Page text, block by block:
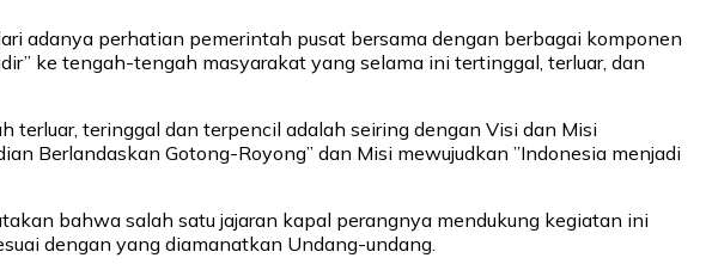
adanya perhatian pemerintah pusat bersama dengan berbagai komponen
ke tengah-tengah masyarakat yang selama ini tertinggal, terluar, dan
teringgal dan terpencil adalah seiring dengan Visi dan Misi
Berlandaskan Gotong-Royong” dan Misi mewujudkan ”Indonesia menjadi
bahwa salah satu jajaran kapal perangnya mendukung kegiatan ini
dengan yang diamanatkan Undang-undang.